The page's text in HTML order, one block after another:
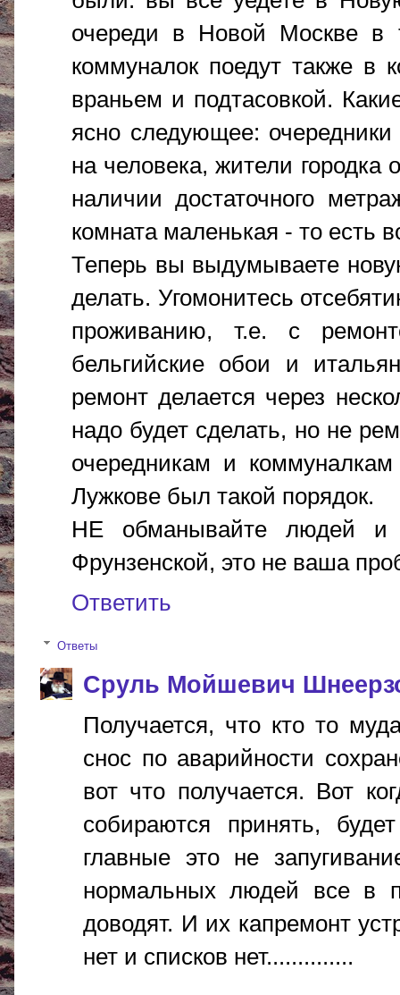
очереди в Новой Москве в
коммуналок поедут также в
враньем и подтасовкой.
ясно следующее:
на человека, жители
наличии достаточного
комната маленькая - то есть
Теперь вы выдумываете
делать. Угомонитесь
проживанию, т.е. с
бельгийские обои и
ремонт делается через
надо будет сделать, но не
очередникам и
Лужкове был такой порядок.
НЕ обманывайте людей
Фрунзенской, это не ваша
Ответить
Ответы
Сруль Мойшевич
Получается, что кто то
снос по аварийности
вот что получается. Вот
собираются принять,
главные это не
нормальных людей все в
доводят. И их капремонт
нет и списков нет..............